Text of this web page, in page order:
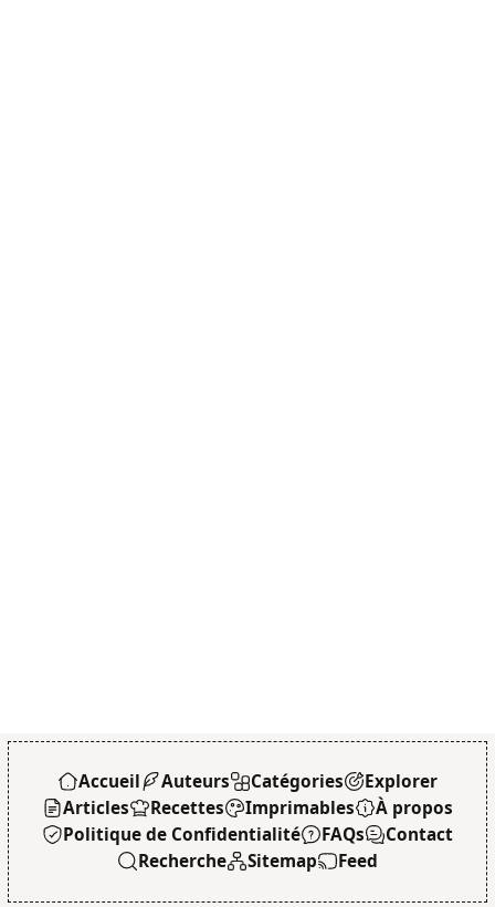
Accueil Auteurs Catégories
Explorer
Articles
Recettes Imprimables
À propos
Politique de Confidentialité
FAQs
Contact
Recherche
Sitemap Feed